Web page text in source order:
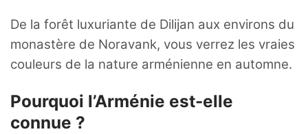
De la forêt luxuriante de Dilijan aux environs du
monastère de Noravank, vous verrez les vraies
couleurs de la nature arménienne en automne.
Pourquoi l’Arménie est-elle
connue ?